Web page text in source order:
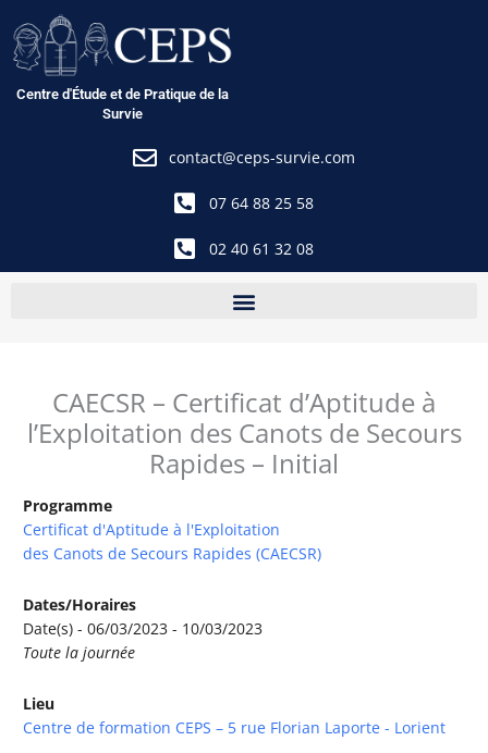
au
contenu
Centre d'Étude et de Pratique de la
Survie
contact@ceps-survie.com
07 64 88 25 58
02 40 61 32 08
CAECSR – Certificat d’Aptitude à
l’Exploitation des Canots de Secours
Rapides – Initial
Programme
Certificat d'Aptitude à l'Exploitation
des Canots de Secours Rapides (CAECSR)
Dates/Horaires
Date(s) - 06/03/2023 - 10/03/2023
Toute la journée
Lieu
Centre de formation CEPS – 5 rue Florian Laporte - Lorient